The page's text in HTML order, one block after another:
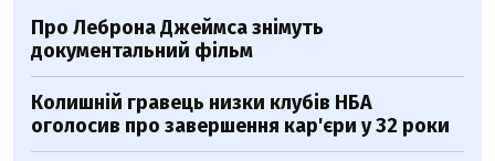
Про Леброна Джеймса знімуть
документальний фільм
Колишній гравець низки клубів НБА
оголосив про завершення кар'єри у 32 роки